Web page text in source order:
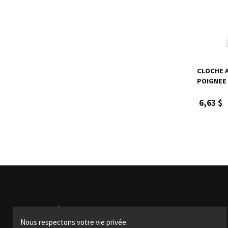
Nous respectons votre vie privée.
CLOCHE
6,63 $